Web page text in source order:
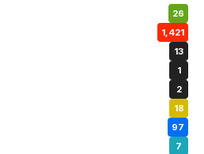
26
1,421
13
1
2
18
97
7